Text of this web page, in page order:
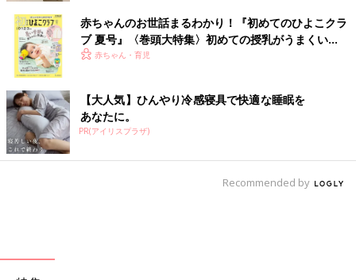
パンチングボードは『pacific furniture service(パシフィックファ
ニチャーサービス)』のオンラインストアで購入（2,808円）。つ
くるのにかかった時間は、やすりがけなどを省き、組み立てだけ
だと１時間もかかっていないそう。費用は１万円ほど。
おもちゃ箱だと、遊びたい車が見つからず、床にばら撒いて部屋
が散らかる原因になることも。こんな見せる収納なら、どこに何
があるかを子どもも把握できるし、お片づけもしやすいですね！
赤ちゃんのお世話まるわかり！『初めてのひよこクラ
ブ 夏号』〈巻頭大特集〉初めての授乳がうまくい
く！ おっぱい・ミルクの基本と夏のトラブル 解決テ
赤ちゃん・育児
【大人気】ひんやり冷感寝具で快適な睡眠を
あなたに。
PR(アイリスプラザ)
Recommended by